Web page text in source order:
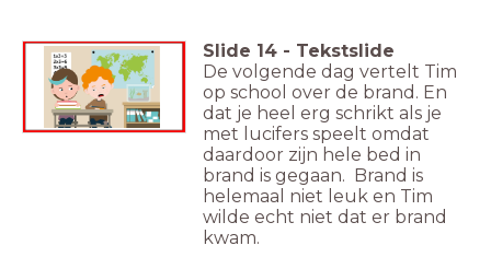
Slide 14 - Tekstslide
De volgende dag vertelt Tim
op school over de brand. En
dat je heel erg schrikt als je
met lucifers speelt omdat
daardoor zijn hele bed in
brand is gegaan. Brand is
helemaal niet leuk en Tim
wilde echt niet dat er brand
kwam.